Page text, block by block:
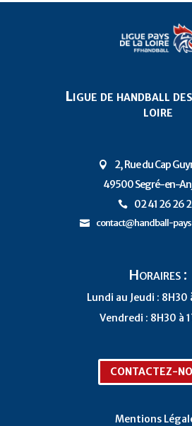
Ligue de handball
loire
 2, Rue du Cap
49500 Segré-en-
 02 41 26 26
 contact@handball-
Horaires :
Lundi au Jeudi : 8H30
Vendredi : 8H30 à
CONTACTEZ-
Mentions